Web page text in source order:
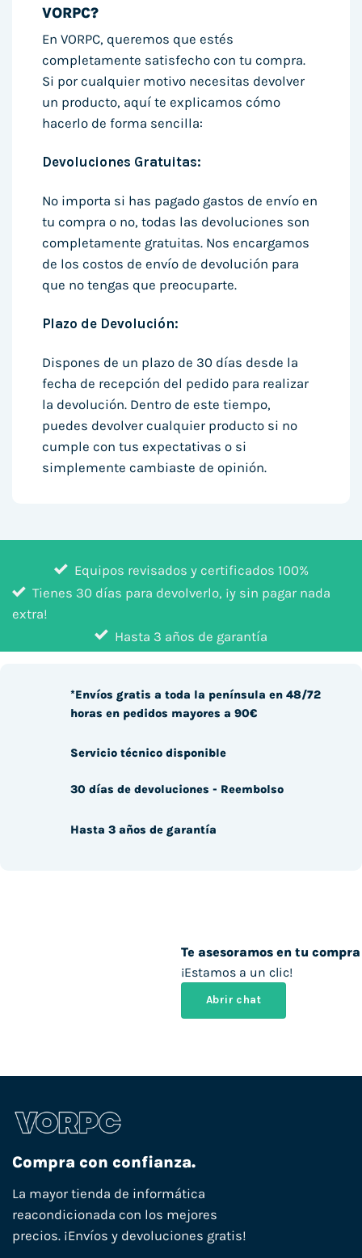
VORPC?
En VORPC, queremos que estés
completamente satisfecho con tu compra.
Si por cualquier motivo necesitas devolver
un producto, aquí te explicamos cómo
hacerlo de forma sencilla:
Devoluciones Gratuitas:
No importa si has pagado gastos de envío en
tu compra o no, todas las devoluciones son
completamente gratuitas. Nos encargamos
de los costos de envío de devolución para
que no tengas que preocuparte.
Plazo de Devolución:
Dispones de un plazo de 30 días desde la
fecha de recepción del pedido para realizar
la devolución. Dentro de este tiempo,
puedes devolver cualquier producto si no
cumple con tus expectativas o si
simplemente cambiaste de opinión.
Equipos revisados y certificados 100%
Tienes 30 días para devolverlo, ¡y sin pagar nada
extra!
Hasta 3 años de garantía
Te asesoramos en tu compra
¡Estamos a un clic!
Abrir chat
*Envíos gratis a toda la península en 48/72
horas en pedidos mayores a 90€
Servicio técnico disponible
30 días de devoluciones - Reembolso
Hasta 3 años de garantía
Compra con confianza.
La mayor tienda de informática
reacondicionada con los mejores
precios. ¡Envíos y devoluciones gratis!